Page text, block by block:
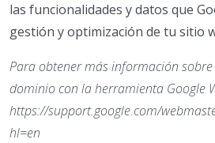
las funcionalidades y datos que
gestión y optimización de tu sitio
Para obtener más información
dominio con la herramienta Google
https://support.google.com/
hl=en